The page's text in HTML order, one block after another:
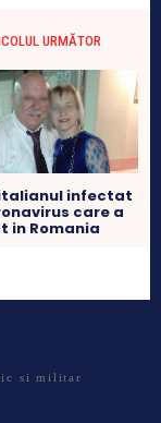
URMĂTOR
italianul infectat
care a
in Romania
si militar